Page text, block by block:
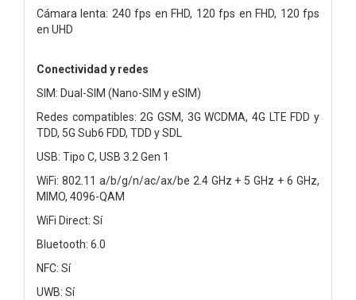
Cámara lenta: 240 fps en FHD, 120 fps en FHD, 120 fps
en UHD
Conectividad y redes
SIM: Dual-SIM (Nano-SIM y eSIM)
Redes compatibles: 2G GSM, 3G WCDMA, 4G LTE FDD y
TDD, 5G Sub6 FDD, TDD y SDL
USB: Tipo C, USB 3.2 Gen 1
WiFi: 802.11 a/b/g/n/ac/ax/be 2.4 GHz + 5 GHz + 6 GHz,
MIMO, 4096-QAM
WiFi Direct: Sí
Bluetooth: 6.0
NFC: Sí
UWB: Sí